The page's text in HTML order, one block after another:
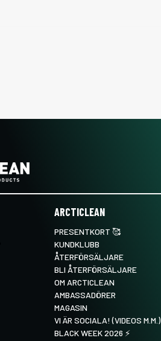
ARCTICLEAN
PRESENTKORT 🥰
KUNDKLUBB
ÅTERFÖRSÄLJARE
BLI ÅTERFÖRSÄLJARE
OM ARCTICLEAN
AMBASSADÖRER
MAGASIN
VI ÄR SOCIALA! (VIDEOS M.M.)
BLACK WEEK 2026 ⚡️